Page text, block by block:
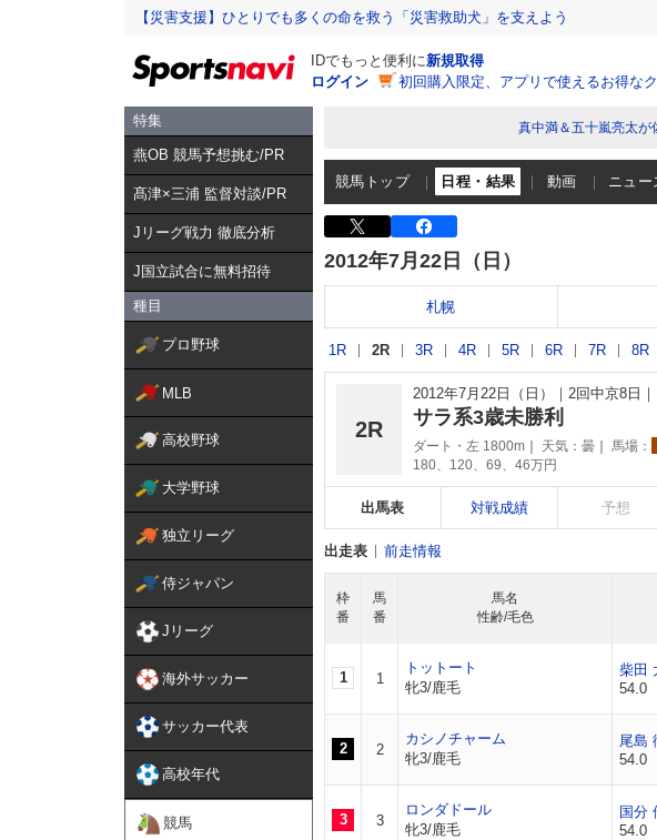
【災害支援】ひとりでも多くの命を救う「災害救助犬」を支えよう
IDでもっと便利に新規取得
ログイン
初回購入限定、アプリで使えるお得な
特集
燕OB 競馬予想挑む/PR
髙津×三浦 監督対談/PR
Jリーグ戦力 徹底分析
J国立試合に無料招待
種目
プロ野球
MLB
高校野球
大学野球
独立リーグ
侍ジャパン
Jリーグ
海外サッカー
サッカー代表
高校年代
競馬
真中満＆五十嵐亮太が
競馬トップ 日程・結果 動画 ニュー
2012年7月22日（日）
札幌
1R 2R 3R 4R 5R 6R 7R 8R
2R
2012年7月22日（日） 2回中京8日
サラ系3歳未勝利
ダート・左 1800m 天気： 曇 馬場：
180、120、69、46万円
出馬表 対戦成績 予想
出走表 前走情報
枠
番
馬
番
馬名
性齢/毛色
1 1
トットート
牝3/鹿毛
柴田
54.0
2 2
カシノチャーム
牝3/鹿毛
尾島
54.0
3 3
ロンダドール
牝3/鹿毛
国分
54.0